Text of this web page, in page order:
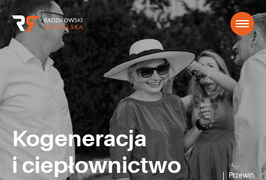
Kogeneracja
i ciepłownictwo
Przewiń